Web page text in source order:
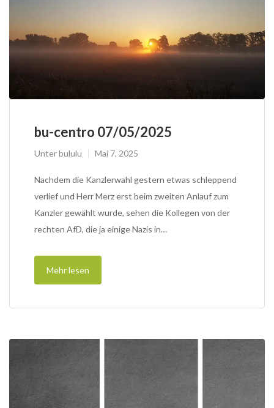
bu-centro 07/05/2025
Unterbululu Mai 7, 2025
Nachdem die Kanzlerwahl gestern etwas schleppend
verlief und Herr Merz erst beim zweiten Anlauf zum
Kanzler gewählt wurde, sehen die Kollegen von der
rechten AfD, die ja einige Nazis in…
Mehr lesen